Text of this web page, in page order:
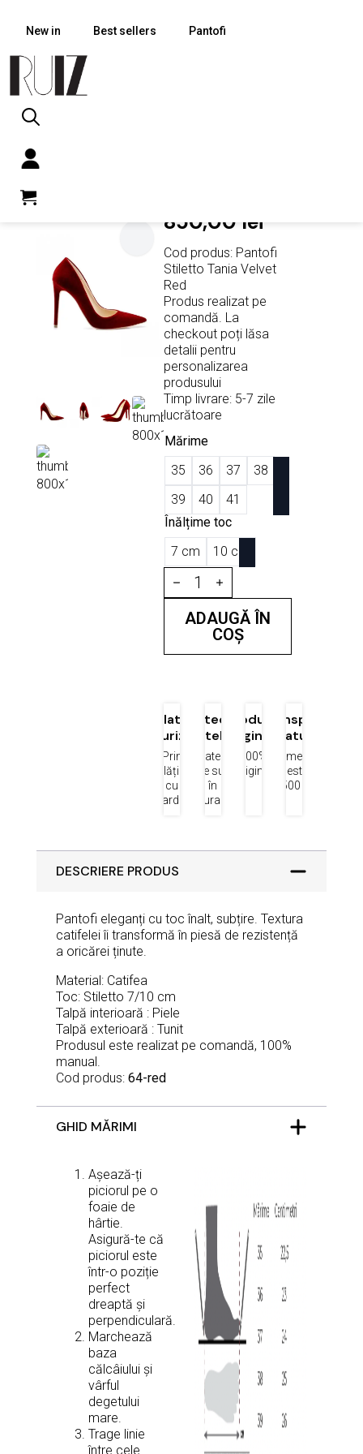
New in Best sellers Pantofi
Search
for: Pantofi Stiletto Tania Velvet
Red
850,00 lei
Cod produs: Pantofi
Stiletto Tania Velvet
Red
Produs realizat pe
comandă. La
checkout poți lăsa
detalii pentru
personalizarea
produsului
Timp livrare: 5-7 zile
lucrătoare
Mărime
35
36 37
38
39
40
41
Înălțime toc
7 cm
10 cm
Cantitate
Pantofi
Stiletto
Tania
VelvetADAUGĂ ÎN
COȘ
Plată
securizată
Prin
plățile
cu
cardul
Protecția
datelor
Datele
tale sunt
în
siguranță
Produse
originale
100%
original
Transport
gratuit
Comenzi
peste
1500 lei
DESCRIERE PRODUS
Pantofi eleganți cu toc înalt, subțire. Textura
catifelei îi transformă în piesă de rezistență
a oricărei ținute.
Material: Catifea
Toc: Stiletto 7/10 cm
Talpă interioară : Piele
Talpă exterioară : Tunit
Produsul este realizat pe comandă, 100%
manual.
Cod produs:64-red
GHID MĂRIMI
Așează-ți
piciorul pe o
foaie de
hârtie.
Asigură-te că
piciorul este
într-o poziție
perfect
dreaptă și
perpendiculară.
Marchează
baza
călcâiului și
vârful
degetului
mare.
Trage linie
între cele